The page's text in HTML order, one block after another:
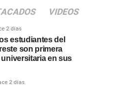
VIDEOS
2 días
estudiantes del
son primera
en sus
2 días